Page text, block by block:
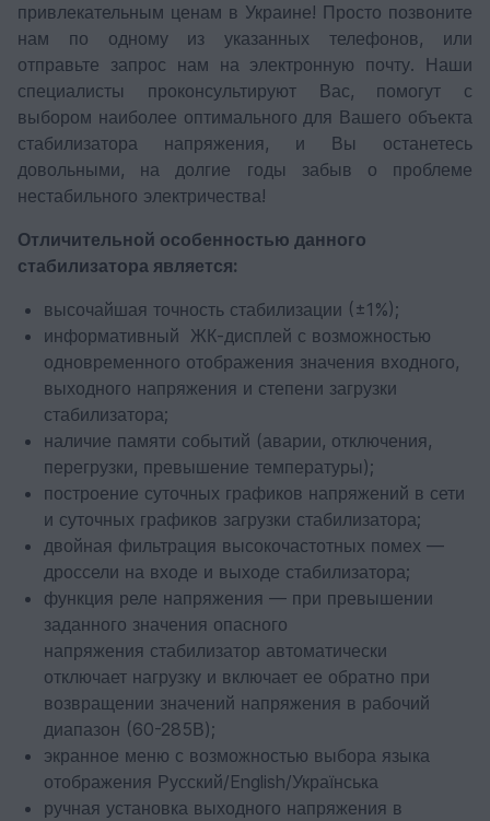
привлекательным ценам в Украине! Просто позвоните
нам по одному из указанных телефонов, или
отправьте запрос нам на электронную почту. Наши
специалисты проконсультируют Вас, помогут с
выбором наиболее оптимального для Вашего объекта
стабилизатора напряжения, и Вы останетесь
довольными, на долгие годы забыв о проблеме
нестабильного электричества!
Отличительной особенностью данного
стабилизатора является:
высочайшая точность стабилизации (±1%);
информативный ЖК-дисплей с возможностью
одновременного отображения значения входного,
выходного напряжения и степени загрузки
стабилизатора;
наличие памяти событий (аварии, отключения,
перегрузки, превышение температуры);
построение суточных графиков напряжений в сети
и суточных графиков загрузки стабилизатора;
двойная фильтрация высокочастотных помех —
дроссели на входе и выходе стабилизатора;
функция реле напряжения — при превышении
заданного значения опасного
напряжения стабилизатор автоматически
отключает нагрузку и включает ее обратно при
возвращении значений напряжения в рабочий
диапазон (60-285В);
экранное меню с возможностью выбора языка
отображения Русский/English/Українська
ручная установка выходного напряжения в